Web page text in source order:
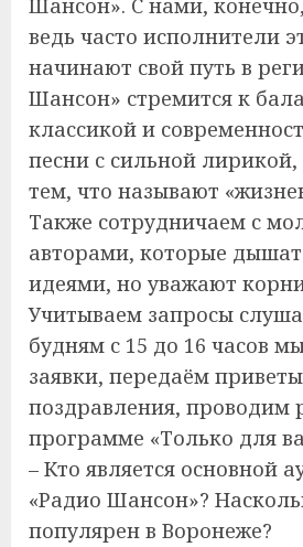
Шансон». С нами,
ведь часто исполнители
начинают свой путь в
Шансон» стремится к
классикой и
песни с сильной
тем, что называют
Также сотрудничаем с
авторами, которые
идеями, но уважают
Учитываем запросы
будням с 15 до 16 часов
заявки, передаём
поздравления, проводим
программе «Только для
– Кто является основной
«Радио Шансон»?
популярен в Воронеже?